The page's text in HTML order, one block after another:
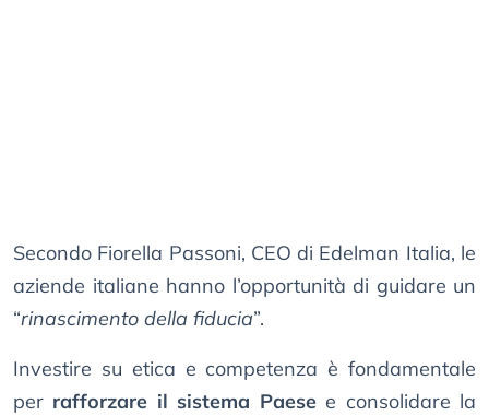
Secondo Fiorella Passoni, CEO di Edelman Italia, le
aziende italiane hanno l’opportunità di guidare un
“rinascimento della fiducia”.
Investire su etica e competenza è fondamentale
per rafforzare il sistema Paesee consolidare la